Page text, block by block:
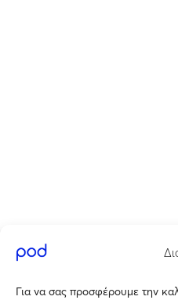
Για να σας προσφέρουμε την